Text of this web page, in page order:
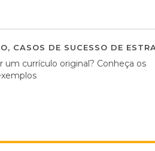
, CASOS DE SUCESSO DE
um currículo original? Conheça os